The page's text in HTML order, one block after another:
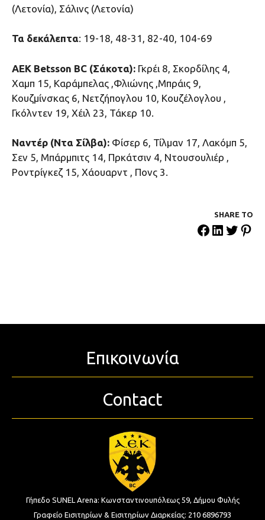
(Λετονία), Σάλινς (Λετονία)
Τα δεκάλεπτα: 19-18, 48-31, 82-40, 104-69
ΑΕΚ Betsson BC (Σάκοτα): Γκρέι 8, Σκορδίλης 4,
Χαμπ 15, Καράμπελας ,Φλιώνης ,Μπράις 9,
Κουζμίνσκας 6, Νετζήπογλου 10, Κουζέλογλου ,
Γκόλντεν 19, Χέιλ 23, Τάκερ 10.
Ναντέρ (Ντα Σίλβα): Φίσερ 6, Τίλμαν 17, Λακόμπ 5,
Σεν 5, Μπάρμπιτς 14, Πρκάτσιν 4, Ντουσουλιέρ ,
Ροντρίγκεζ 15, Χάουαρντ , Πονς 3.
SHARE ΤΟ
Επικοινωνία
Contact
Γήπεδο SUNEL Arena: Κωνσταντινουπόλεως 59, Δήμου Φυλής
Γραφείο Εισιτηρίων & Εισιτηρίων Διαρκείας: 210 6896793